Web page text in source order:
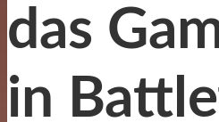
das
in